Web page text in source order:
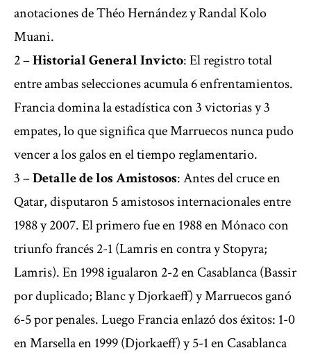
anotaciones de Théo Hernández y Randal Kolo
Muani.
2 –Historial General Invicto: El registro total
entre ambas selecciones acumula 6 enfrentamientos.
Francia domina la estadística con 3 victorias y 3
empates, lo que significa que Marruecos nunca pudo
vencer a los galos en el tiempo reglamentario.
3 –Detalle de los Amistosos: Antes del cruce en
Qatar, disputaron 5 amistosos internacionales entre
1988 y 2007. El primero fue en 1988 en Mónaco con
triunfo francés 2-1 (Lamris en contra y Stopyra;
Lamris). En 1998 igualaron 2-2 en Casablanca (Bassir
por duplicado; Blanc y Djorkaeff) y Marruecos ganó
6-5 por penales. Luego Francia enlazó dos éxitos: 1-0
en Marsella en 1999 (Djorkaeff) y 5-1 en Casablanca